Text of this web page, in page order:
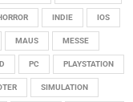
INDIE IOS
MAUS MESSE
PC PLAYSTATION
SIMULATION